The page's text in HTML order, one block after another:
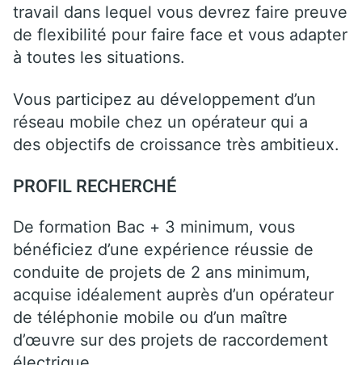
travail dans lequel vous devrez faire preuve
de flexibilité pour faire face et vous adapter
à toutes les situations.
Vous participez au développement d’un
réseau mobile chez un opérateur qui a
des objectifs de croissance très ambitieux.
PROFIL RECHERCHÉ
De formation Bac + 3 minimum, vous
bénéficiez d’une expérience réussie de
conduite de projets de 2 ans minimum,
acquise idéalement auprès d’un opérateur
de téléphonie mobile ou d’un maître
d’œuvre sur des projets de raccordement